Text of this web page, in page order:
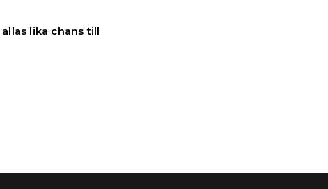
lika chans till